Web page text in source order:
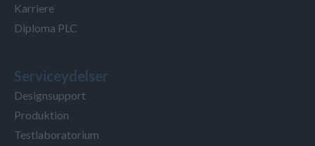
Karriere
Diploma PLC
Serviceydelser
Designsupport
Produktion
Testlaboratorium